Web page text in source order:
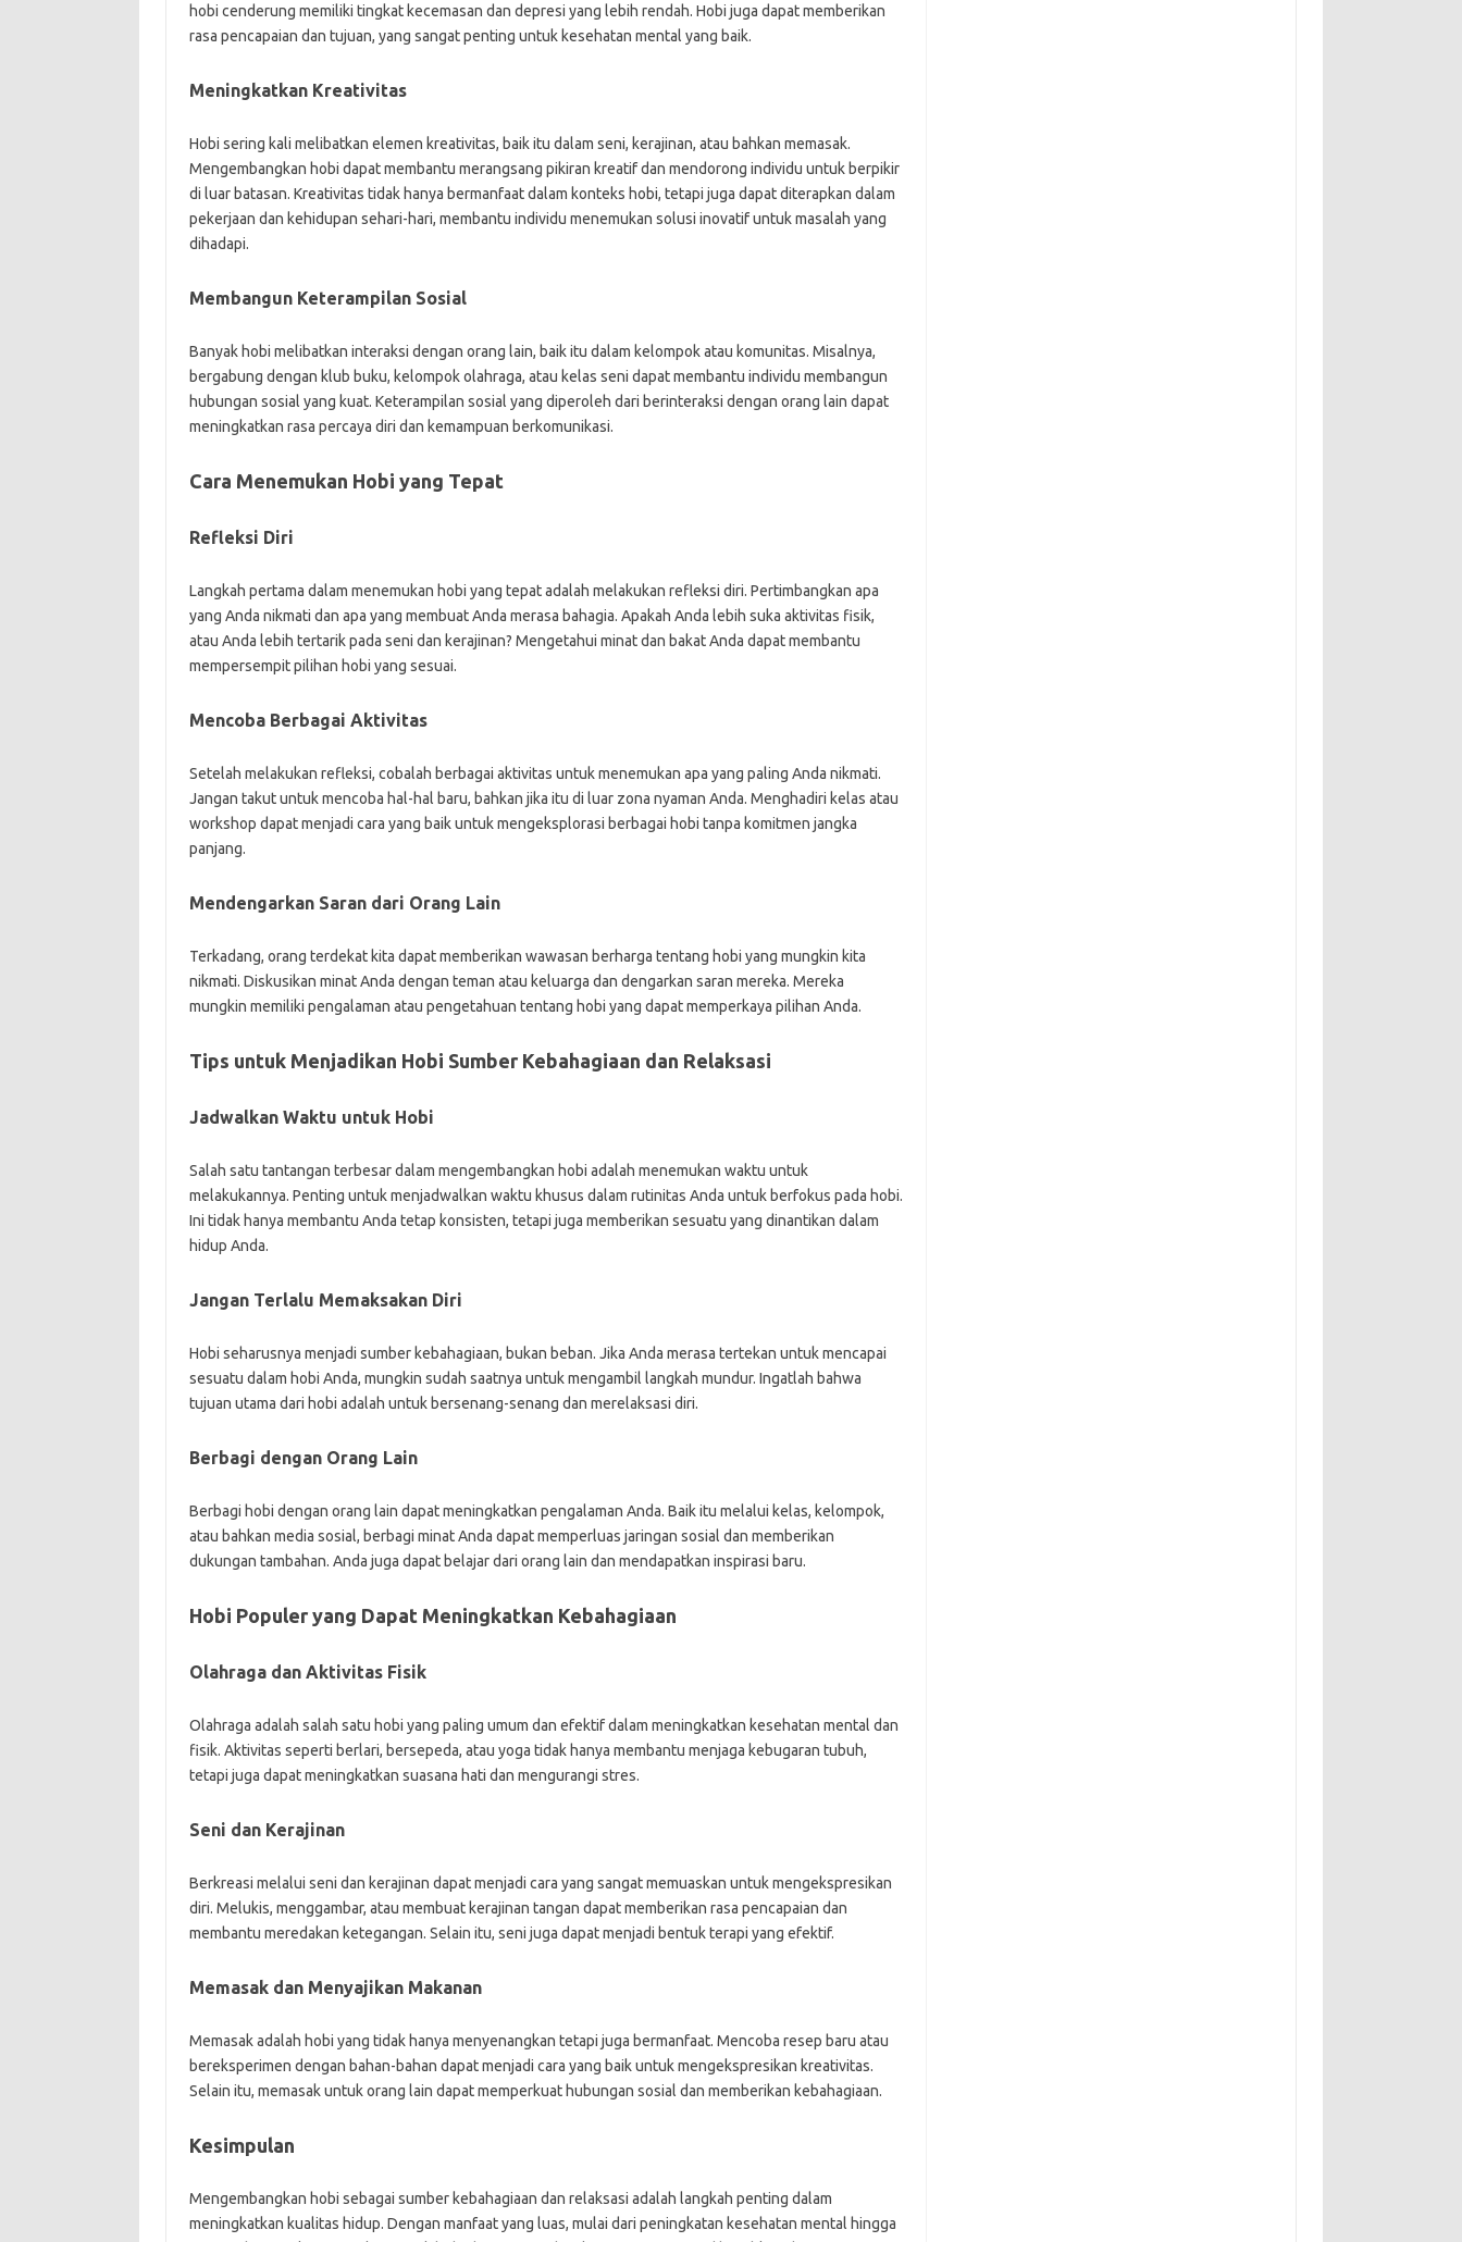
hobi cenderung memiliki tingkat kecemasan dan depresi yang lebih rendah. Hobi juga dapat memberikan
rasa pencapaian dan tujuan, yang sangat penting untuk kesehatan mental yang baik.
Meningkatkan Kreativitas
Hobi sering kali melibatkan elemen kreativitas, baik itu dalam seni, kerajinan, atau bahkan memasak.
Mengembangkan hobi dapat membantu merangsang pikiran kreatif dan mendorong individu untuk berpikir
di luar batasan. Kreativitas tidak hanya bermanfaat dalam konteks hobi, tetapi juga dapat diterapkan dalam
pekerjaan dan kehidupan sehari-hari, membantu individu menemukan solusi inovatif untuk masalah yang
dihadapi.
Membangun Keterampilan Sosial
Banyak hobi melibatkan interaksi dengan orang lain, baik itu dalam kelompok atau komunitas. Misalnya,
bergabung dengan klub buku, kelompok olahraga, atau kelas seni dapat membantu individu membangun
hubungan sosial yang kuat. Keterampilan sosial yang diperoleh dari berinteraksi dengan orang lain dapat
meningkatkan rasa percaya diri dan kemampuan berkomunikasi.
Cara Menemukan Hobi yang Tepat
Refleksi Diri
Langkah pertama dalam menemukan hobi yang tepat adalah melakukan refleksi diri. Pertimbangkan apa
yang Anda nikmati dan apa yang membuat Anda merasa bahagia. Apakah Anda lebih suka aktivitas fisik,
atau Anda lebih tertarik pada seni dan kerajinan? Mengetahui minat dan bakat Anda dapat membantu
mempersempit pilihan hobi yang sesuai.
Mencoba Berbagai Aktivitas
Setelah melakukan refleksi, cobalah berbagai aktivitas untuk menemukan apa yang paling Anda nikmati.
Jangan takut untuk mencoba hal-hal baru, bahkan jika itu di luar zona nyaman Anda. Menghadiri kelas atau
workshop dapat menjadi cara yang baik untuk mengeksplorasi berbagai hobi tanpa komitmen jangka
panjang.
Mendengarkan Saran dari Orang Lain
Terkadang, orang terdekat kita dapat memberikan wawasan berharga tentang hobi yang mungkin kita
nikmati. Diskusikan minat Anda dengan teman atau keluarga dan dengarkan saran mereka. Mereka
mungkin memiliki pengalaman atau pengetahuan tentang hobi yang dapat memperkaya pilihan Anda.
Tips untuk Menjadikan Hobi Sumber Kebahagiaan dan Relaksasi
Jadwalkan Waktu untuk Hobi
Salah satu tantangan terbesar dalam mengembangkan hobi adalah menemukan waktu untuk
melakukannya. Penting untuk menjadwalkan waktu khusus dalam rutinitas Anda untuk berfokus pada hobi.
Ini tidak hanya membantu Anda tetap konsisten, tetapi juga memberikan sesuatu yang dinantikan dalam
hidup Anda.
Jangan Terlalu Memaksakan Diri
Hobi seharusnya menjadi sumber kebahagiaan, bukan beban. Jika Anda merasa tertekan untuk mencapai
sesuatu dalam hobi Anda, mungkin sudah saatnya untuk mengambil langkah mundur. Ingatlah bahwa
tujuan utama dari hobi adalah untuk bersenang-senang dan merelaksasi diri.
Berbagi dengan Orang Lain
Berbagi hobi dengan orang lain dapat meningkatkan pengalaman Anda. Baik itu melalui kelas, kelompok,
atau bahkan media sosial, berbagi minat Anda dapat memperluas jaringan sosial dan memberikan
dukungan tambahan. Anda juga dapat belajar dari orang lain dan mendapatkan inspirasi baru.
Hobi Populer yang Dapat Meningkatkan Kebahagiaan
Olahraga dan Aktivitas Fisik
Olahraga adalah salah satu hobi yang paling umum dan efektif dalam meningkatkan kesehatan mental dan
fisik. Aktivitas seperti berlari, bersepeda, atau yoga tidak hanya membantu menjaga kebugaran tubuh,
tetapi juga dapat meningkatkan suasana hati dan mengurangi stres.
Seni dan Kerajinan
Berkreasi melalui seni dan kerajinan dapat menjadi cara yang sangat memuaskan untuk mengekspresikan
diri. Melukis, menggambar, atau membuat kerajinan tangan dapat memberikan rasa pencapaian dan
membantu meredakan ketegangan. Selain itu, seni juga dapat menjadi bentuk terapi yang efektif.
Memasak dan Menyajikan Makanan
Memasak adalah hobi yang tidak hanya menyenangkan tetapi juga bermanfaat. Mencoba resep baru atau
bereksperimen dengan bahan-bahan dapat menjadi cara yang baik untuk mengekspresikan kreativitas.
Selain itu, memasak untuk orang lain dapat memperkuat hubungan sosial dan memberikan kebahagiaan.
Kesimpulan
Mengembangkan hobi sebagai sumber kebahagiaan dan relaksasi adalah langkah penting dalam
meningkatkan kualitas hidup. Dengan manfaat yang luas, mulai dari peningkatan kesehatan mental hingga